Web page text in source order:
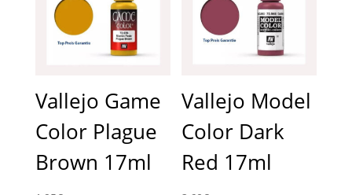
Vallejo Game
Color Plague
Brown 17ml
Vallejo Model
Color Dark
Red 17ml